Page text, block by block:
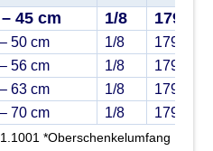
45 cm 1/8
50 cm 1/8
56 cm 1/8
63 cm 1/8
70 cm 1/8
*Oberschenkelumfang